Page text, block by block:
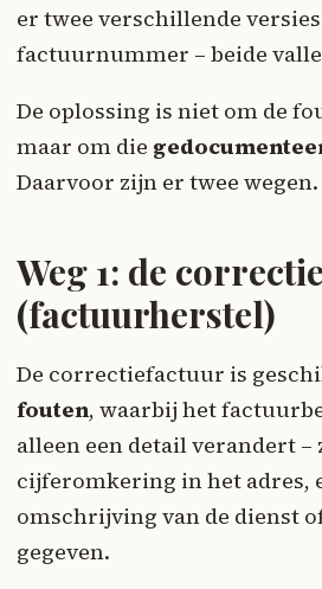
er twee verschillende
factuurnummer – beide
De oplossing is niet om de
maar om die
Daarvoor zijn er twee wegen.
Weg 1: de
(factuurherstel)
De correctiefactuur is
fouten, waarbij het
alleen een detail verandert –
cijferomkering in het adres,
omschrijving van de dienst
gegeven.